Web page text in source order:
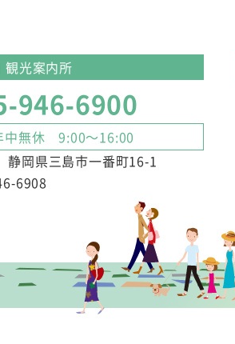
観光案内所
946-6900
中無休 9:00～16:00
岡県三島市一番町16-1
6908